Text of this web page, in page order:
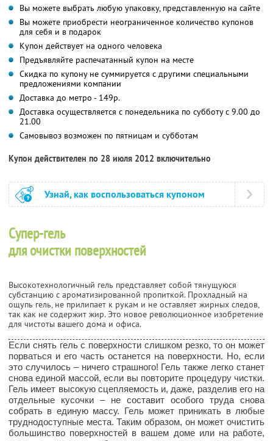
Вы можете выбрать любую упаковку, представленную на сайте
Вы можете приобрести неограниченное количество купонов
для себя и в подарок
Купон действует на одного человека
Предъявляйте распечатанный купон на месте
Скидка по купону не суммируется с другими специальными
предложениями компании
Доставка до метро - 149р.
Доставка осуществляется с понедельника по субботу с 9.00 до
21.00
Самовывоз возможен по пятницам и субботам
Купон действителен по 28 июля 2012 включительно
Узнай, как воспользоваться купоном
Супер-гель
для очистки поверхностей
Высокотехнологичный гель представляет собой тянущуюся
субстанцию с ароматизированной пропиткой. Прохладный на
ощупь гель, не прилипает к рукам и не оставляет жирных следов,
так как не содержит жир. Это новое революционное изобретение
для чистоты вашего дома и офиса.
Если снять гель с поверхности слишком резко, то он может
порваться и его часть останется на поверхности. Но, если
это случилось – ничего страшного! Гель также легко станет
снова единой массой, если вы повторите процедуру чистки.
Гель имеет высокую сцепляемость и, даже, разделив его на
отдельные кусочки – не составит особого труда снова
собрать в единую массу. Гель может приникать в любые
труднодоступные места. Таким образом, он может очистить
большинство поверхностей в вашем доме или на работе,